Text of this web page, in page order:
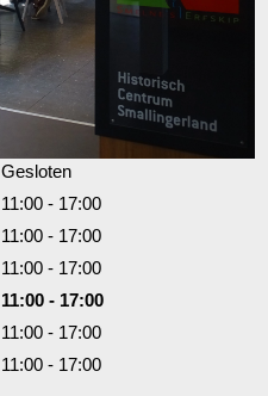
Gesloten
11:00 - 17:00
11:00 - 17:00
11:00 - 17:00
11:00 - 17:00
11:00 - 17:00
11:00 - 17:00